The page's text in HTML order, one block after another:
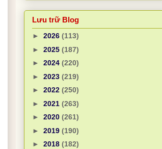
Lưu trữ Blog
► 2026 (113)
► 2025 (187)
► 2024 (220)
► 2023 (219)
► 2022 (250)
► 2021 (263)
► 2020 (261)
► 2019 (190)
► 2018 (182)